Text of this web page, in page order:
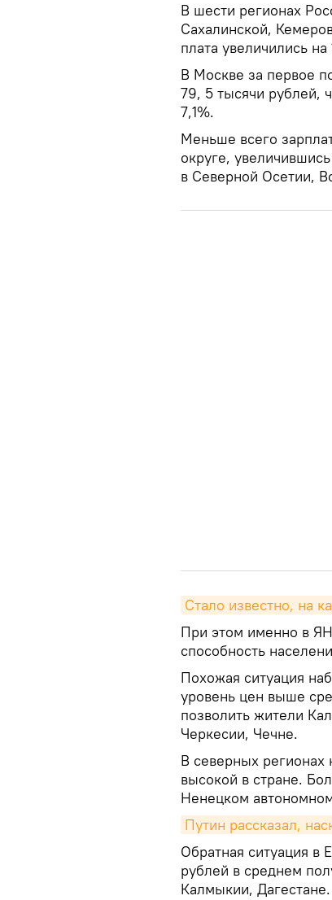
В шести регионах
Сахалинской,
плата увеличились на
В Москве за первое
79, 5 тысячи рублей,
7,1%.
Меньше всего
округе,
в Северной Осетии,
Стало известно, на
При этом именно в
способность
Похожая ситуация
уровень цен выше
позволить жители
Черкесии, Чечне.
В северных регионах
высокой в стране.
Ненецком
Путин рассказал,
Обратная ситуация в
рублей в среднем
Калмыкии, Дагестане.